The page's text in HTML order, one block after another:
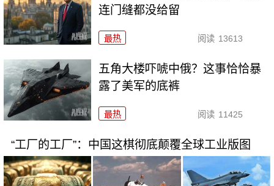
连门缝都没给留
最热 阅读 13613
五角大楼吓唬中俄？这事恰恰暴
露了美军的底裤
最热 阅读 11425
“工厂的工厂”：中国这棋彻底颠覆全球工业版图